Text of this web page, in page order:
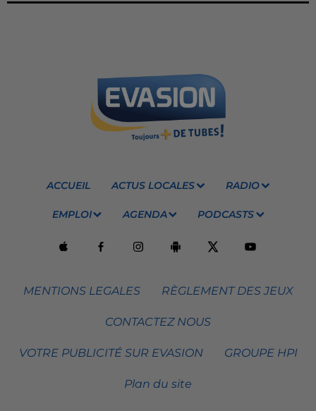
ACCUEIL ACTUS LOCALES RADIO
EMPLOI AGENDA PODCASTS
MENTIONS LEGALES RÈGLEMENT DES JEUX
CONTACTEZ NOUS
VOTRE PUBLICITÉ SUR EVASION GROUPE HPI
Plan du site